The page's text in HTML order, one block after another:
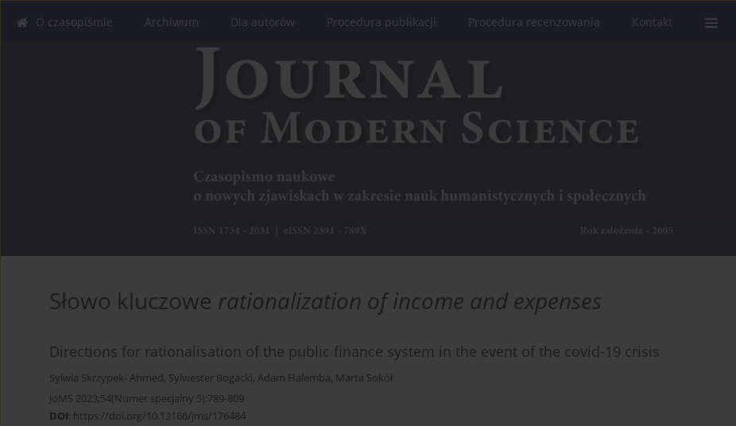
O czasopiśmie Archiwum Dla autorów Procedura publikacji Procedura recenzowania Kontakt
Słowo kluczowe rationalization of income and expenses
Directions for rationalisation of the public finance system in the event of the covid-19 crisis
Sylwia Skrzypek- Ahmed, Sylwester Bogacki, Adam Halemba, Marta Sokół
JoMS 2023;54(Numer specjalny 5):789-809
DOI: https://doi.org/10.13166/jms/176484